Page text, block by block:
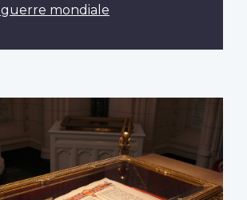
mondiale